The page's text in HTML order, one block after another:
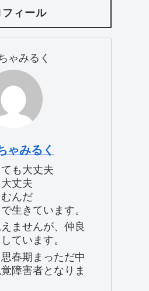
ィール
ゃみるく
ゃみるく
も大丈夫
丈夫
んだ
生きています。
ませんが、仲良
ています。
春期まっただ中
障害者となりま